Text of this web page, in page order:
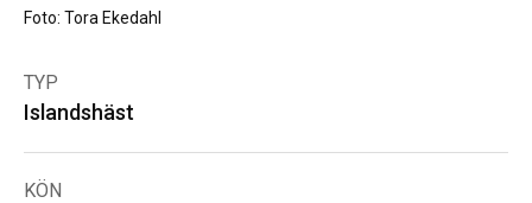
TYP
Islandshäst
KÖN
Foto: Tora Ekedahl